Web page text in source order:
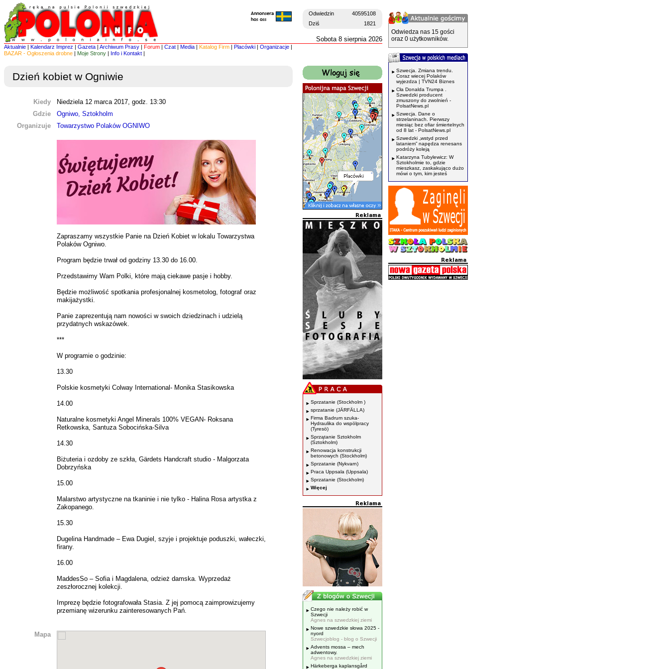
Odwiedzin
40595108
Dziś
1821
Sobota 8 sierpnia 2026
Aktualnie | Kalendarz Imprez | Gazeta | Archiwum Prasy | Forum | Czat | Media | Katalog Firm | Placówki | Organizacje |
BAZAR - Ogłoszenia drobne | Moje Strony | Info i Kontakt |
Dzień kobiet w Ogniwie
Kiedy
Niedziela 12 marca 2017, godz. 13:30
Gdzie
Ogniwo, Sztokholm
Organizuje
Towarzystwo Polaków OGNIWO
Zapraszamy wszystkie Panie na Dzień Kobiet w lokalu Towarzystwa
Polaków Ogniwo.
Program będzie trwał od godziny 13.30 do 16.00.
Przedstawimy Wam Polki, które mają ciekawe pasje i hobby.
Będzie możliwość spotkania profesjonalnej kosmetolog, fotograf oraz
makijażystki.
Panie zaprezentują nam nowości w swoich dziedzinach i udzielą
przydatnych wskazówek.
***
W programie o godzinie:
13.30
Polskie kosmetyki Colway International- Monika Stasikowska
14.00
Naturalne kosmetyki Angel Minerals 100% VEGAN- Roksana
Retkowska, Santuza Sobocińska-Silva
14.30
Biżuteria i ozdoby ze szkła, Gärdets Handcraft studio - Malgorzata
Dobrzyńska
15.00
Malarstwo artystyczne na tkaninie i nie tylko - Halina Rosa artystka z
Zakopanego.
15.30
Dugelina Handmade – Ewa Dugiel, szyje i projektuje poduszki, wałeczki,
firany.
16.00
MaddesSo – Sofia i Magdalena, odzież damska. Wyprzedaż
zeszłorocznej kolekcji.
Imprezę będzie fotografowała Stasia. Z jej pomocą zaimprowizujemy
przemianę wizerunku zainteresowanych Pań.
Mapa
Sprzatanie (Stockholm )
sprzatanie (JÄRFÄLLA)
Firma Badrum szuka-
Hydraulika do wspölpracy
(Tyresö)
Sprzątanie Sztokholm
(Sztokholm)
Renowacja konstrukcji
betonowych (Stockholm)
Sprzatanie (Nykvarn)
Praca Uppsala (Uppsala)
Sprzatanie (Stockholm)
Więcej
Czego nie należy robić w
Szwecji
Agnes na szwedzkiej ziemi
Nowe szwedzkie słowa 2025 -
nyord
Szwecjoblog - blog o Szwecji
Advents mossa – mech
adwentowy.
Agnes na szwedzkiej ziemi
Härkeberga kaplansgård
Odwiedza nas 15 gości
oraz 0 użytkowników.
Szwecja. Zmiana trendu.
Coraz wiecej Polaków
wyjezdza | TVN24 Biznes
Cła Donalda Trumpa .
Szwedzki producent
zmuszony do zwolnień -
PolsatNews.pl
Szwecja. Dane o
strzelaninach. Pierwszy
miesiąc bez ofiar śmiertelnych
od 8 lat - PolsatNews.pl
Szwedzki „wstyd przed
lataniem” napędza renesans
podróży koleją
Katarzyna Tubylewicz: W
Sztokholmie to, gdzie
mieszkasz, zaskakująco dużo
mówi o tym, kim jesteś